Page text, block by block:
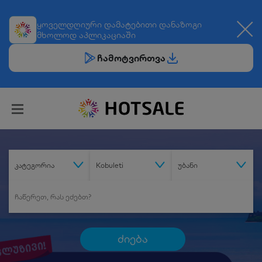
ყოველდღიური დამატებითი დანაზოგი
მხოლოდ აპლიკაციაში
ჩამოტვირთვა
კატეგორია Kobuleti უბანი
ძიება